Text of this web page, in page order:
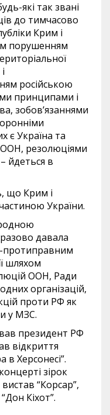
які так звані
до тимчасово
Крим і
порушенням
російською
принципами і
зобов’язаннями
є Україна та
ООН, резолюціями
йдеться в
що Крим і
України.
давала
протиправним
шляхом
ООН, Ради
організацій,
проти РФ як
у МЗС.
президент РФ
відкриття
Херсонесі”.
зірок
“Корсар”,
Кіхот”.